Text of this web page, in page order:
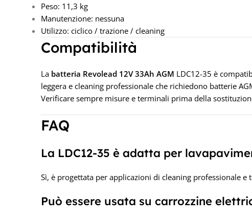
Peso: 11,3 kg
Manutenzione: nessuna
Utilizzo: ciclico / trazione / cleaning
Compatibilità
La batteria Revolead 12V 33Ah AGM LDC12-35 è
leggera e cleaning professionale che richiedono batterie
Verificare sempre misure e terminali prima della
FAQ
La LDC12-35 è adatta per
Sì, è progettata per applicazioni di cleaning professionale e
Può essere usata su carrozzine